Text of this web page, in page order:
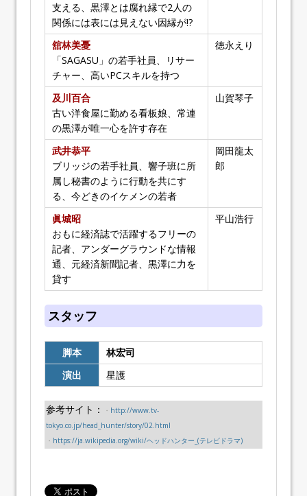
支える、黒澤とは腐れ縁で2人の
関係には表には見えない因縁が!?
舘林美憂
「SAGASU」の若手社員、リサー
チャー、高いPCスキルを持つ
徳永えり
及川百合
古い洋食屋に勤める看板娘、常連
の黒澤が唯一心を許す存在
山賀琴子
武井恭平
ブリッジの若手社員、響子班に所
属し秘書のように行動を共にす
る、今どきのイケメンの若者
岡田龍太
郎
眞城昭
おもに経済誌で活躍するフリーの
記者、アンダーグラウンドな情報
通、元経済新聞記者、黒澤に力を
貸す
平山浩行
スタッフ
脚本
林宏司
演出
星護
参考サイト： ・ http://www.tv-
tokyo.co.jp/head_hunter/story/02.html
・ https://ja.wikipedia.org/wiki/ヘッドハンター_(テレビドラマ)